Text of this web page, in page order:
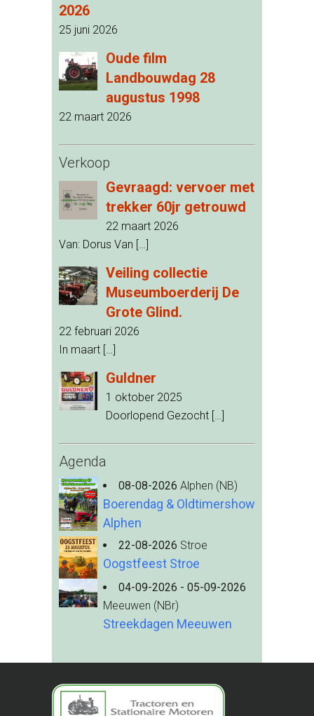
2026
25 juni 2026
Oude film
Landbouwdag 28
augustus 1998
22 maart 2026
Verkoop
Gevraagd: vervoer met
trekker 60jr getrouwd
22 maart 2026
Van: Dorus Van […]
Veiling collectie
Museumboerderij De
Grote Glind.
22 februari 2026
In maart […]
Guldner
1 oktober 2025
Doorlopend Gezocht […]
Agenda
08-08-2026 Alphen (NB)
Boerendag & Oldtimershow
Alphen
22-08-2026 Stroe
Oogstfeest Stroe
04-09-2026 - 05-09-2026
Meeuwen (NBr)
Streekdagen Meeuwen